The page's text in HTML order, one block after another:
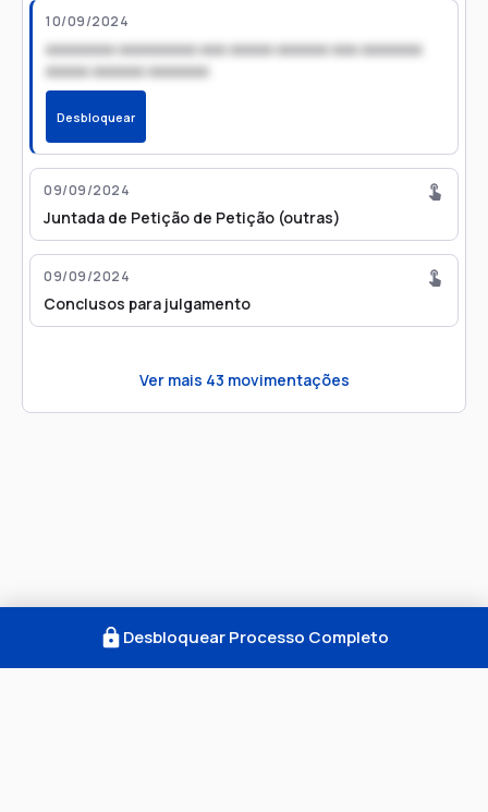
10/09/2024
xxxxxxxx xxxxxxxxx xxx xxxxx xxxxxx xxx xxxxxxx
xxxxx xxxxxx xxxxxxx
Desbloquear
09/09/2024
Juntada de Petição de Petição (outras)
09/09/2024
Conclusos para julgamento
Ver mais 43 movimentações
Desbloquear Processo Completo